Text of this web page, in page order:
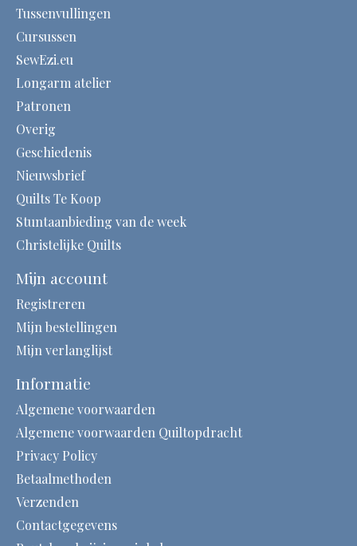
Tussenvullingen
Cursussen
SewEzi.eu
Longarm atelier
Patronen
Overig
Geschiedenis
Nieuwsbrief
Quilts Te Koop
Stuntaanbieding van de week
Christelijke Quilts
Mijn account
Registreren
Mijn bestellingen
Mijn verlanglijst
Informatie
Algemene voorwaarden
Algemene voorwaarden Quiltopdracht
Privacy Policy
Betaalmethoden
Verzenden
Contactgegevens